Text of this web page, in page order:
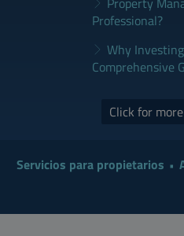
Professional?
Why
Comprehensive
Click for
Servicios para propietarios